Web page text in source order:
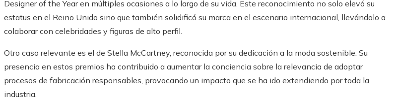
Designer of the Year en múltiples ocasiones a lo largo de su vida. Este reconocimiento no solo elevó su
estatus en el Reino Unido sino que también solidificó su marca en el escenario internacional, llevándolo a
colaborar con celebridades y figuras de alto perfil.
Otro caso relevante es el de Stella McCartney, reconocida por su dedicación a la moda sostenible. Su
presencia en estos premios ha contribuido a aumentar la conciencia sobre la relevancia de adoptar
procesos de fabricación responsables, provocando un impacto que se ha ido extendiendo por toda la
industria.